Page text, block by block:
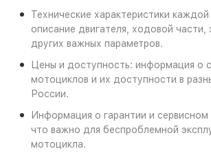
Технические характеристики
описание двигателя, ходовой части,
других важных параметров.
Цены и доступность: информация о
мотоциклов и их доступности в
России.
Информация о гарантии и
что важно для беспроблемной
мотоцикла.